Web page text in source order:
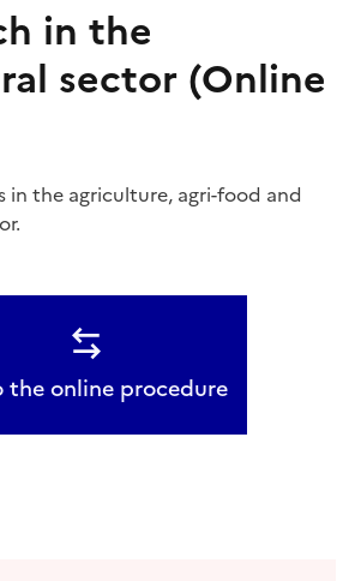
in the
sector (Online
in the agriculture, agri-food and
the online procedure